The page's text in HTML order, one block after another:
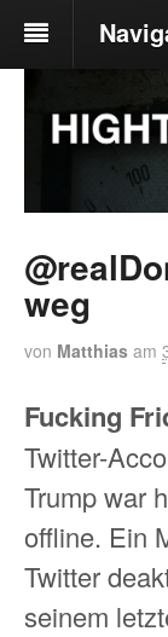
weg
von Matthias am
Fucking
Twitter-
Trump war
offline. Ein
Twitter
seinem